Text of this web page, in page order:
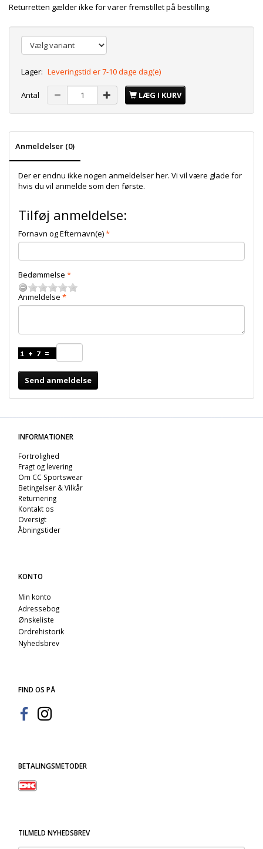
Returretten gælder ikke for varer fremstillet på bestilling.
Lager: Leveringstid er 7-10 dage dag(e)
Antal LÆG I KURV
Anmeldelser (0)
Der er endnu ikke nogen anmeldelser her. Vi vil være glade for
hvis du vil anmelde som den første.
Tilføj anmeldelse:
Fornavn og Efternavn(e)
Bedømmelse
Anmeldelse
Send anmeldelse
INFORMATIONER
Fortrolighed
Fragt og levering
Om CC Sportswear
Betingelser & Vilkår
Returnering
Kontakt os
Oversigt
Åbningstider
KONTO
Min konto
Adressebog
Ønskeliste
Ordrehistorik
Nyhedsbrev
FIND OS PÅ
BETALINGSMETODER
TILMELD NYHEDSBREV